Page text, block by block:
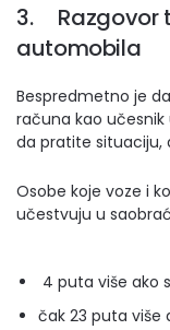
3. Razgovor
automobila
Bespredmetno je
računa kao
da pratite situaciju,
Osobe koje voze i
učestvuju u
4 puta više ako
čak 23 puta više